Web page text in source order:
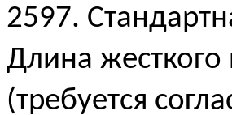
2597.
Длина
(требуется